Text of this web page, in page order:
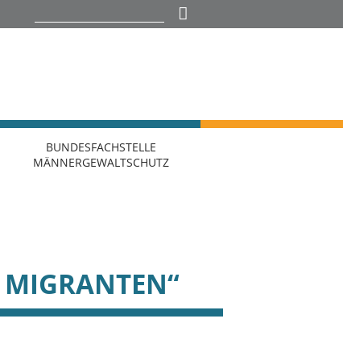
BUNDESFACHSTELLE
MÄNNERGEWALTSCHUTZ